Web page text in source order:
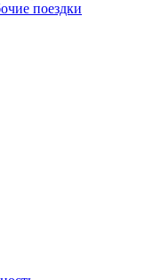
поездки